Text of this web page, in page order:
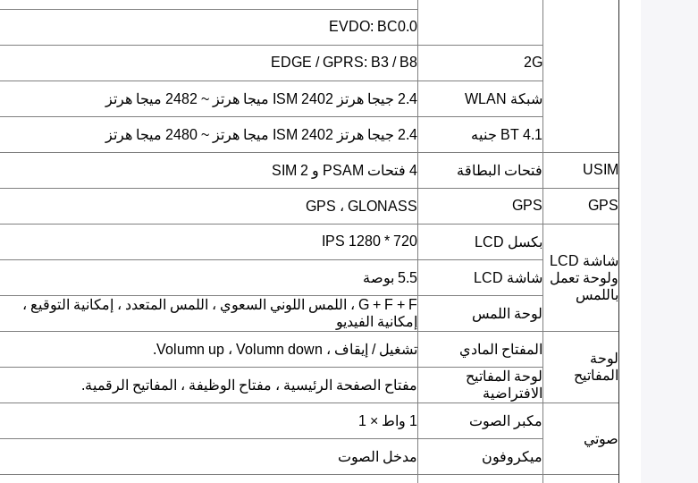
EVDO: BC0.0
2G
EDGE / GPRS: B3 / B8
شبكة WLAN 2.4 جيجا هرتز ISM 2402 ميجا هرتز ~ 2482 ميجا هرتز
BT 4.1 جنيه 2.4 جيجا هرتز ISM 2402 ميجا هرتز ~ 2480 ميجا هرتز
USIM فتحات البطاقة 4 فتحات PSAM و 2 SIM
GPS
GPS GPS ، GLONASS
شاشة LCD
ولوحة تعمل
باللمس
بكسل LCD 720 * 1280 IPS
شاشة LCD 5.5 بوصة
لوحة اللمس
G + F + F ، اللمس اللوني السعوي ، اللمس المتعدد ، إمكانية التوقيع ،
إمكانية الفيديو
لوحة
المفاتيح
المفتاح المادي
تشغيل / إيقاف ، Volumn up ، Volumn down.
لوحة المفاتيح
الافتراضية
مفتاح الصفحة الرئيسية ، مفتاح الوظيفة ، المفاتيح الرقمية.
صوتي
مكبر الصوت 1 واط × 1
ميكروفون مدخل الصوت